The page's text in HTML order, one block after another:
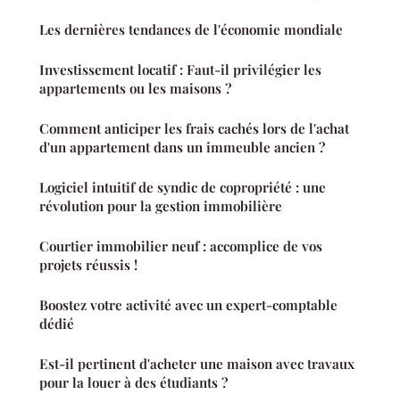
Les dernières tendances de l'économie mondiale
Investissement locatif : Faut-il privilégier les
appartements ou les maisons ?
Comment anticiper les frais cachés lors de l'achat
d'un appartement dans un immeuble ancien ?
Logiciel intuitif de syndic de copropriété : une
révolution pour la gestion immobilière
Courtier immobilier neuf : accomplice de vos
projets réussis !
Boostez votre activité avec un expert-comptable
dédié
Est-il pertinent d'acheter une maison avec travaux
pour la louer à des étudiants ?